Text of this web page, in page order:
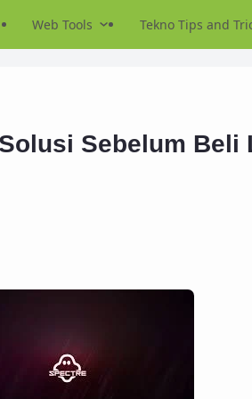
Web Tools Tekno Tips and
Sebelum Beli